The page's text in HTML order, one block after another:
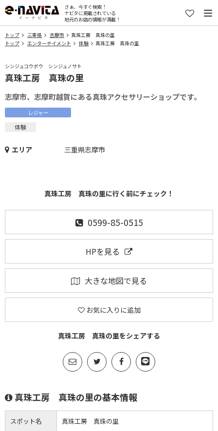
さぁ、今すぐ検索！
ナビタに掲載されている
地元のお店の情報が満載！
トップ 三重県 志摩市
真珠工房 真珠の里
トップ
エンターテイメント 体験 真珠工房 真珠の里
シンジュコウボウ シンジュノサト
真珠工房 真珠の里
志摩市、志摩町越賀にある真珠アクセサリーショップです。
レジャー
体験
エリア 三重県志摩市
真珠工房 真珠の里に行く前にチェック！
0599-85-0515
HPを見る
大きな地図で見る
お気に入りに追加
真珠工房 真珠の里をシェアする
真珠工房 真珠の里の基本情報
スポット名 真珠工房 真珠の里